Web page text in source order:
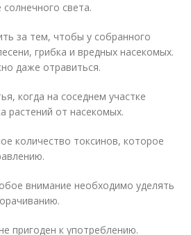
света.
за тем, чтобы у собранного
грибка и вредных насекомых.
даже отравиться.
когда на соседнем участке
растений от насекомых.
количество токсинов, которое
внимание необходимо уделять
пригоден к употреблению.